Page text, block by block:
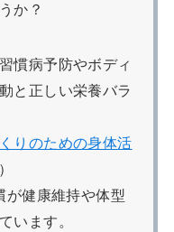
か？
慣病予防やボディ
と正しい栄養バラ
りのための身体活
が健康維持や体型
います。